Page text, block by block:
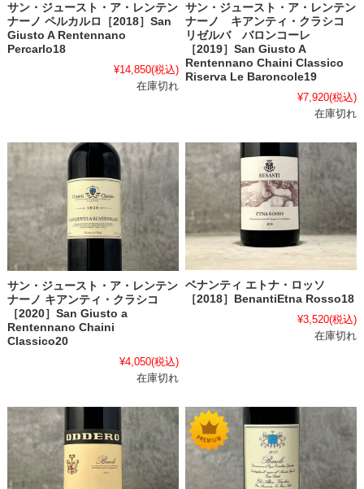
サン・ジュースト・ア・レンテン
ナーノ ペルカルロ［2018］San
Giusto A Rentennano
Percarlo18
¥14,850(税込)
在庫切れ
サン・ジュースト・ア・レンテン
ナーノ キアンティ・クラシコ
リゼルバ バロンコーレ
［2019］San Giusto A
Rentennano Chaini Classico
Riserva Le Baroncole19
¥7,920(税込)
在庫切れ
サン・ジュースト・ア・レンテン
ナーノ キアンティ・クラシコ
［2020］San Giusto a
Rentennano Chaini
Classico20
¥4,050(税込)
在庫切れ
ベナンティ エトナ・ロッソ
［2018］BenantiEtna Rosso18
¥3,520(税込)
在庫切れ